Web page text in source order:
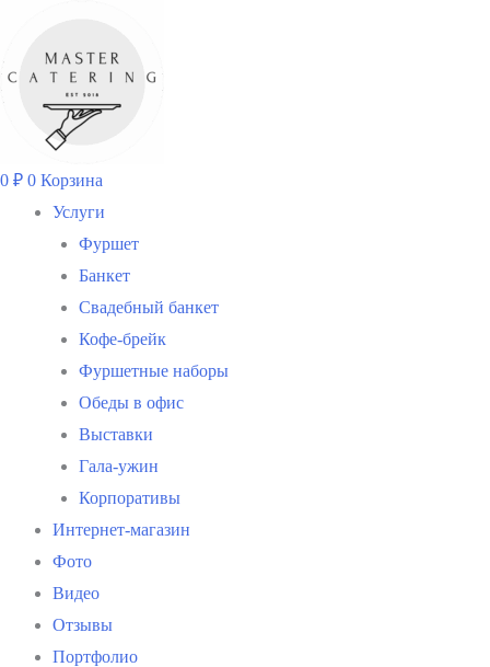
содержимому
0 ₽ 0 Корзина
Услуги
Фуршет
Банкет
Свадебный банкет
Кофе-брейк
Фуршетные наборы
Обеды в офис
Выставки
Гала-ужин
Корпоративы
Интернет-магазин
Фото
Видео
Отзывы
Портфолио